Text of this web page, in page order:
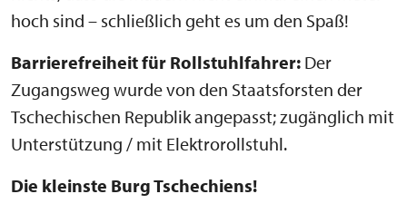
hoch sind – schließlich geht es um den Spaß!
Barrierefreiheit für Rollstuhlfahrer: Der
Zugangsweg wurde von den Staatsforsten der
Tschechischen Republik angepasst; zugänglich mit
Unterstützung / mit Elektrorollstuhl.
Die kleinste Burg Tschechiens!